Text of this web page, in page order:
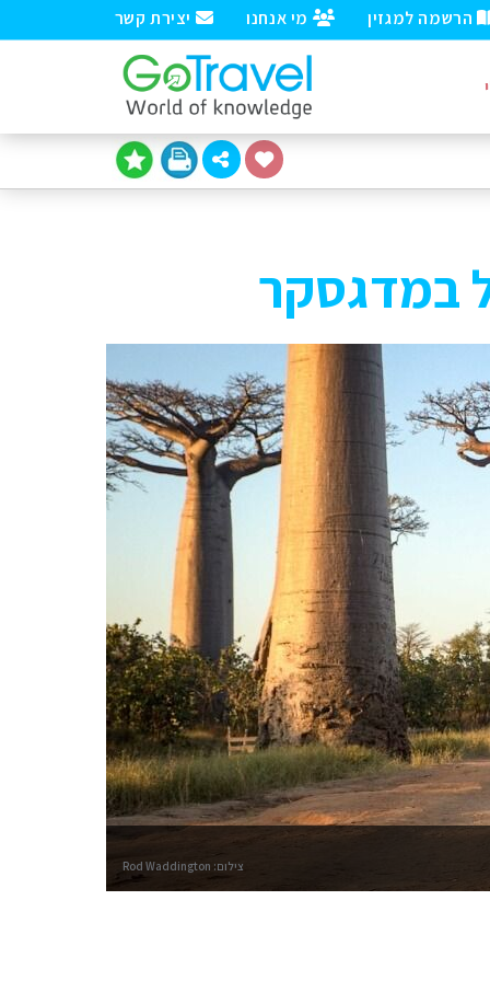
יצירת קשר מי אנחנו הרשמה למגזין
במדגסקר
צילום: Rod Waddington